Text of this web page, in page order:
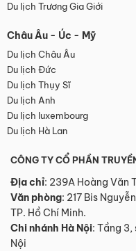
Du lịch Trương Gia Giới
Châu Âu - Úc - Mỹ
Du lịch Châu Âu
Du lịch Đức
Du lịch Thụy Sĩ
Du lịch Anh
Du lịch luxembourg
Du lịch Hà Lan
CÔNG TY CỔ PHẦN
Địa chỉ: 239A Hoàng Văn
Văn phòng: 217 Bis
TP. Hồ Chí Minh.
Chi nhánh Hà Nội: Tầng 3,
Nội